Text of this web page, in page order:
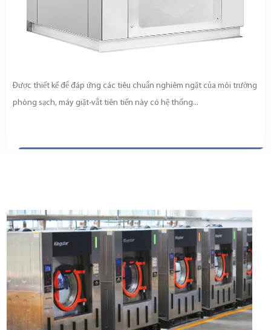
Được thiết kế để đáp ứng các tiêu chuẩn nghiêm ngặt của môi trường
phòng sạch, máy giặt-vắt tiên tiến này có hệ thống...